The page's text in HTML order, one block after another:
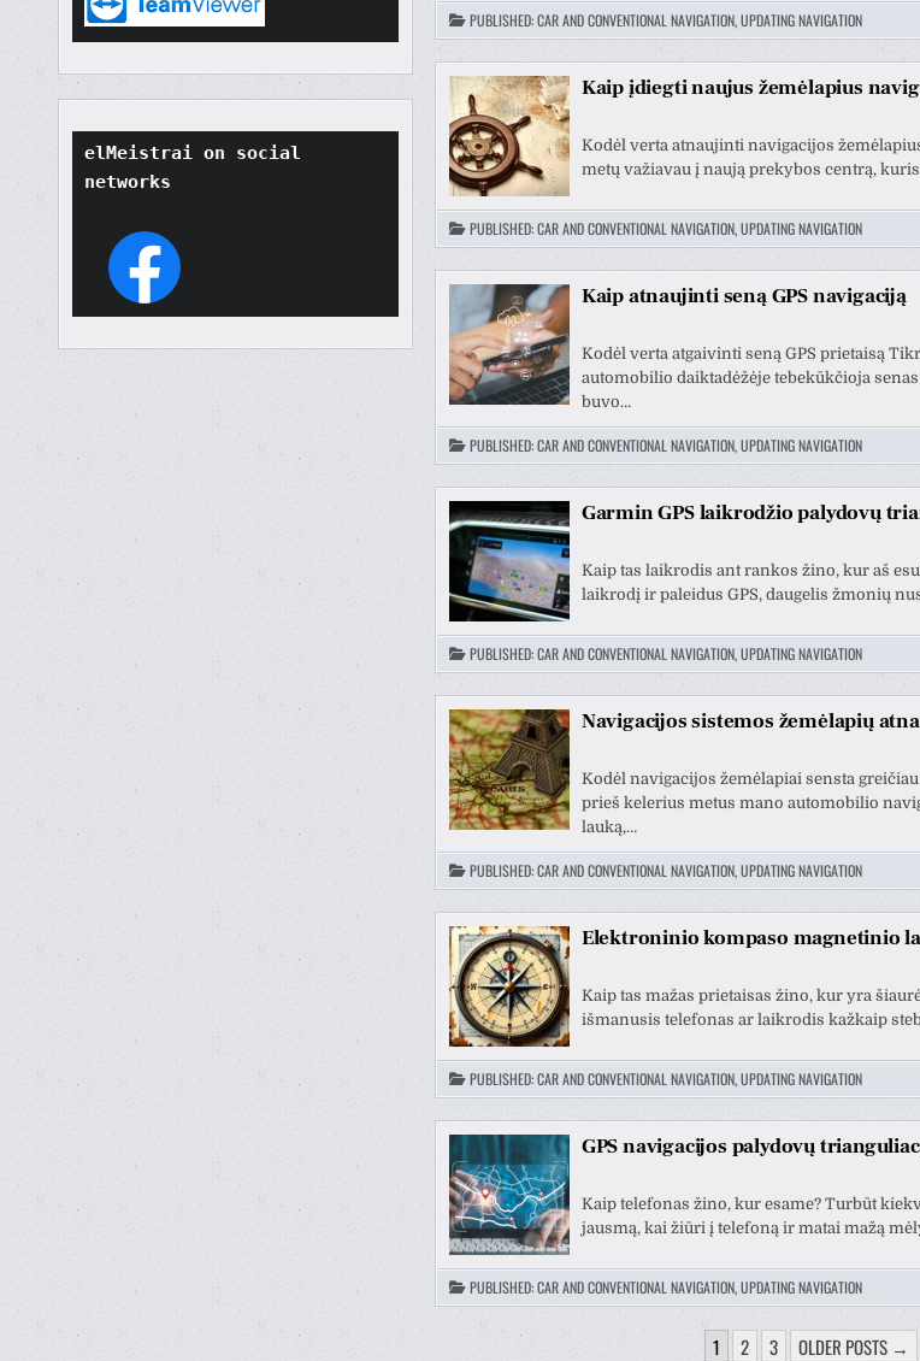
elMeistrai on social
networks
PUBLISHED:CAR AND CONVENTIONAL NAVIGATION, UPDATING NAVIGATION
Kaip įdiegti naujus žemėlapius
Kodėl verta atnaujinti navigacijos
metų važiavau į naują prekybos centrą,
PUBLISHED:CAR AND CONVENTIONAL NAVIGATION, UPDATING NAVIGATION
Kaip atnaujinti seną GPS navigaciją
Kodėl verta atgaivinti seną GPS prietaisą
automobilio daiktadėžėje tebekūkčioja
buvo…
PUBLISHED:CAR AND CONVENTIONAL NAVIGATION, UPDATING NAVIGATION
Garmin GPS laikrodžio palydovų
Kaip tas laikrodis ant rankos žino, kur aš
laikrodį ir paleidus GPS, daugelis žmonių
PUBLISHED:CAR AND CONVENTIONAL NAVIGATION, UPDATING NAVIGATION
Navigacijos sistemos žemėlapių
Kodėl navigacijos žemėlapiai sensta
prieš kelerius metus mano automobilio
lauką,…
PUBLISHED:CAR AND CONVENTIONAL NAVIGATION, UPDATING NAVIGATION
Elektroninio kompaso magnetinio
Kaip tas mažas prietaisas žino, kur yra
išmanusis telefonas ar laikrodis kažkaip
PUBLISHED:CAR AND CONVENTIONAL NAVIGATION, UPDATING NAVIGATION
GPS navigacijos palydovų
Kaip telefonas žino, kur esame? Turbūt
jausmą, kai žiūri į telefoną ir matai mažą
PUBLISHED:CAR AND CONVENTIONAL NAVIGATION, UPDATING NAVIGATION
1 2 3 OLDER POSTS →